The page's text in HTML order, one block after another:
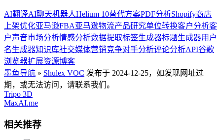
AI翻译AI聊天机器人Helium 10替代方案PDF分析Shopify商店
上架优化亚马逊FBA亚马逊物流产品研究单位转换客户分析客
户声音市场分析情感分析数据提取标签生成器标题生成器用户
名生成器知识库社交媒体营销竞争对手分析评论分析API谷歌
浏览器扩展资源博客
墨鱼导航 » Shulex VOC 发布于 2024-12-25，如发现网址过
期，或无法访问，请联系我们。
Tripo 3D
MaxAI.me
相关推荐